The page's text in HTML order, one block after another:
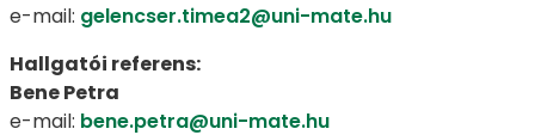
e-mail: gelencser.timea2@uni-mate.hu
Hallgatói referens:
Bene Petra
e-mail: bene.petra@uni-mate.hu